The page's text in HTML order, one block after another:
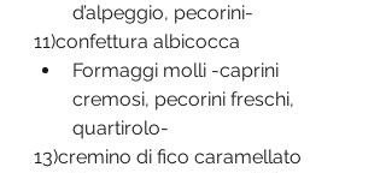
d’alpeggio, pecorini-
11)confettura albicocca
Formaggi molli -caprini
cremosi, pecorini freschi,
quartirolo-
13)cremino di fico caramellato